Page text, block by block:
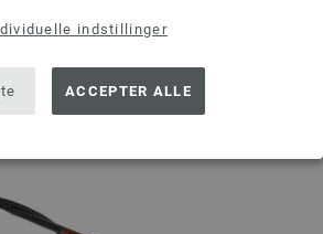
indstillinger
ACCEPTER ALLE